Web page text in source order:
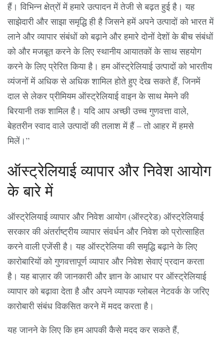
हैं। विभिन्न क्षेत्रों में हमारे उत्पादन में तेजी से बढ़त हुई है। यह
साझेदारी और साझा समृद्धि ही है जिसने हमें अपने उत्पादों को भारत में
लाने और व्यापार संबंधों को बढ़ाने और हमारे दोनों देशों के बीच संबंधों
को और मजबूत करने के लिए स्थानीय आयातकों के साथ सहयोग
करने के लिए प्रेरित किया है। हम ऑस्ट्रेलियाई उत्पादों को भारतीय
व्यंजनों में अधिक से अधिक शामिल होते हुए देख सकते हैं, जिनमें
दाल से लेकर प्रीमियम ऑस्ट्रेलियाई वाइन के साथ मेमने की
बिरयानी तक शामिल है। यदि आप अच्छी उच्च गुणवत्ता वाले,
बेहतरीन स्वाद वाले उत्पादों की तलाश में हैं – तो आहर में हमसे
मिलें।”
ऑस्ट्रेलियाई व्यापार और निवेश आयोग
के बारे में
ऑस्ट्रेलियाई व्यापार और निवेश आयोग (ऑस्ट्रेड) ऑस्ट्रेलियाई
सरकार की अंतर्राष्ट्रीय व्यापार संवर्धन और निवेश को प्रोत्साहित
करने वाली एजेंसी है। यह ऑस्ट्रेलिया की समृद्धि बढ़ाने के लिए
कारोबारियों को गुणवत्तापूर्ण व्यापार और निवेश सेवाएं प्रदान करता
है। यह बाज़ार की जानकारी और ज्ञान के आधार पर ऑस्ट्रेलियाई
व्यापार को बढ़ावा देता है और अपने व्यापक ग्लोबल नेटवर्क के जरिए
कारोबारी संबंध विकसित करने में मदद करता है।
यह जानने के लिए कि हम आपकी कैसे मदद कर सकते हैं,